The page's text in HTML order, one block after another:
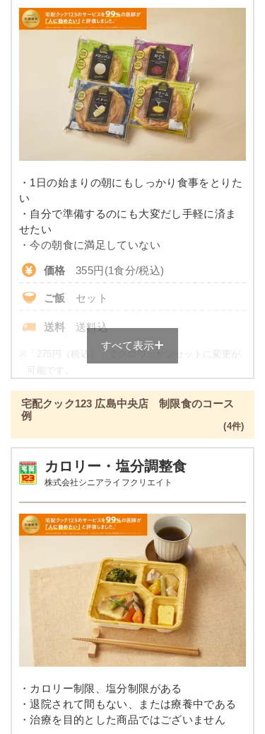
とその栄養価のため、実際にご提供可能なメニ
ューではないのでご注意ください。
カロリー 600～800 kcal
3.0g以下（1ヵ月平均）が
目安
タンパク質 16.0～35.0g
脂質 -
-
リン -
カリウム -
コレステロール
※カロリーは目安の数値であるため、メニューによっ
て異なる場合がございます。 ごはんセットでの栄養
価です。
健康ボリューム食のメニュー例
カレイの唐揚げ
ブロッコリーのカニカマあんかけ
牛肉のオイスターソース
オクラの胡麻和え
栄養素
エネルギー：685kcal、たんぱく質：24.6g、脂
質、19.8g、炭水化物：97.3g、ナトリウム：
961mg、食塩相当量：2.4g
ご飯セットの栄養素です。お弁当献立の一例と
その栄養価のため、実際にご提供可能なメニュ
ーではないのでご注意ください。
・1日の始まりの朝にもしっかり食事をとりた
い
・自分で準備するのにも大変だし手軽に済ま
せたい
・今の朝食に満足していない
価格 355円(1食分/税込)
ご飯 セット
送料 送料込
※
「275円（税込）」でクロワッサンセットに変更が
可能です。
す。
単品：205円
朝食（パンセット）の栄養素例
品数 -
塩分 0.5g前後
タンパク質 9.0～11.0g
-
-
カリウム -
コレステロール -
すべて表示
宅配クック123 広島中央店 制限食のコース
例
(4件)
カロリー・塩分調整食
株式会社シニアライフクリエイト
・カロリー制限、塩分制限がある
・退院されて間もない、または療養中である
・治療を目的とした商品ではございません